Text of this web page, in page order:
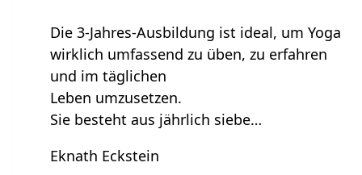
Die 3-Jahres-Ausbildung ist ideal, um Yoga
wirklich umfassend zu üben, zu erfahren
und im täglichen
Leben umzusetzen.
Sie besteht aus jährlich siebe…
Eknath Eckstein